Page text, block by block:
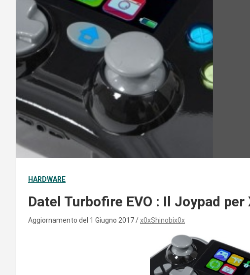
HARDWARE
Datel Turbofire EVO : Il Joypad
Aggiornamento del 1 Giugno 2017 x0xShinobix0x